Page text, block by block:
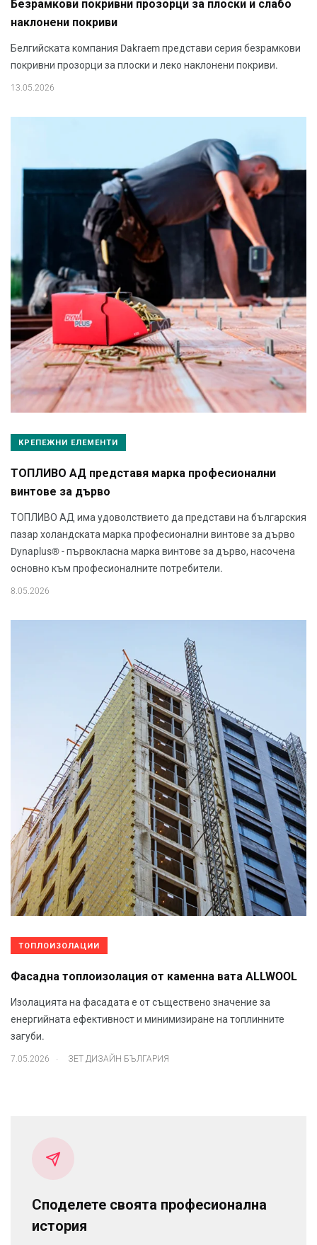
Безрамкови покривни прозорци за плоски и слабо
наклонени покриви
Белгийската компания Dakraem представи серия безрамкови
покривни прозорци за плоски и леко наклонени покриви.
13.05.2026
КРЕПЕЖНИ ЕЛЕМЕНТИ
ТОПЛИВО АД представя марка професионални
винтове за дърво
ТОПЛИВО АД има удоволствието да представи на българския
пазар холандската марка професионални винтове за дърво
Dynaplus® - първокласна марка винтове за дърво, насочена
основно към професионалните потребители.
8.05.2026
ТОПЛОИЗОЛАЦИИ
Фасадна топлоизолация от каменна вата ALLWOOL
Изолацията на фасадата е от съществено значение за
енергийната ефективност и минимизиране на топлинните
загуби.
7.05.2026 ЗЕТ ДИЗАЙН БЪЛГАРИЯ
Споделете своята професионална
история